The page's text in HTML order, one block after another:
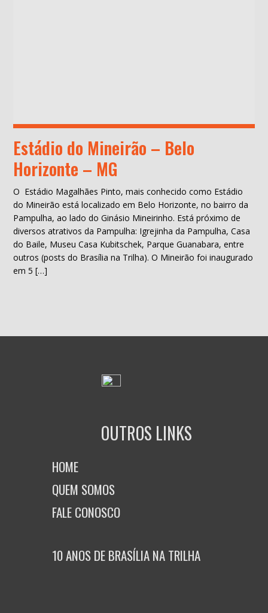
Estádio do Mineirão – Belo
Horizonte – MG
O Estádio Magalhães Pinto, mais conhecido como Estádio
do Mineirão está localizado em Belo Horizonte, no bairro da
Pampulha, ao lado do Ginásio Mineirinho. Está próximo de
diversos atrativos da Pampulha: Igrejinha da Pampulha, Casa
do Baile, Museu Casa Kubitschek, Parque Guanabara, entre
outros (posts do Brasília na Trilha). O Mineirão foi inaugurado
em 5 […]
OUTROS LINKS
HOME
QUEM SOMOS
FALE CONOSCO
10 ANOS DE BRASÍLIA NA TRILHA